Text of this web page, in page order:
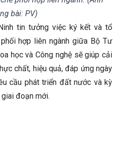
bài: PV)
tin tưởng việc ký kết và tổ
hợp liên ngành giữa Bộ Tư
học và Công nghệ sẽ giúp cải
chất, hiệu quả, đáp ứng ngày
cầu phát triển đất nước và kỳ
đoạn mới.